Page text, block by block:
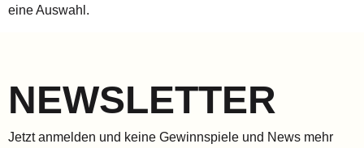
eine Auswahl.
NEWSLETTER
Jetzt anmelden und keine Gewinnspiele und News mehr